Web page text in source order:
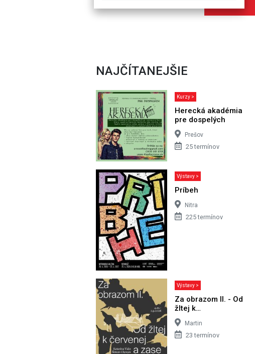
NAJČÍTANEJŠIE
Kurzy >
Herecká akadémia
pre dospelých
Prešov
25 termínov
Výstavy >
Príbeh
Nitra
225 termínov
Výstavy >
Za obrazom II. - Od
žltej k…
Martin
23 termínov